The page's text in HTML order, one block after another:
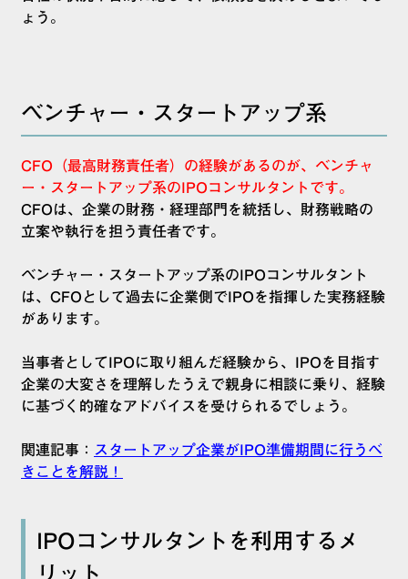
ょう。
ベンチャー・スタートアップ系
CFO（最高財務責任者）の経験があるのが、ベンチャ
ー・スタートアップ系のIPOコンサルタントです。
CFOは、企業の財務・経理部門を統括し、財務戦略の
立案や執行を担う責任者です。
ベンチャー・スタートアップ系のIPOコンサルタント
は、CFOとして過去に企業側でIPOを指揮した実務経験
があります。
当事者としてIPOに取り組んだ経験から、IPOを目指す
企業の大変さを理解したうえで親身に相談に乗り、経験
に基づく的確なアドバイスを受けられるでしょう。
関連記事： スタートアップ企業がIPO準備期間に行うべ
きことを解説！
IPOコンサルタントを利用するメ
リット